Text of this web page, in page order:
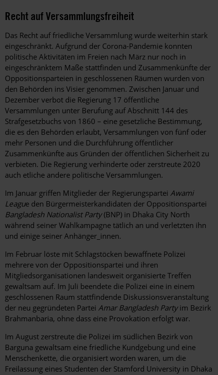
Recht auf Versammlungsfreiheit
Das Recht auf friedliche Versammlung wurde weiterhin stark
eingeschränkt. Aufgrund der Corona-Pandemie konnten
politische Aktivitäten im Freien nach März nur noch in
eingeschränktem Maße stattfinden und Zusammenkünfte der
Oppositionsparteien in geschlossenen Räumen wurden von
den Behörden ins Visier genommen. Zwischen Januar und
Dezember verbot die Regierung 17 öffentliche
Versammlungen unter Berufung auf Abschnitt 144 des
Strafgesetzbuchs von 1860 – eine gesetzliche Bestimmung,
die es den Behörden erlaubt, Versammlungen von fünf oder
mehr Personen und die Durchführung öffentlicher
Zusammenkünfte aus Gründen der öffentlichen Sicherheit zu
verbieten. Die Regierung verhinderte oder zerstreute 2020
auch etliche andere politische Versammlungen.
Im Januar griffen Mitglieder der Regierungspartei Awami
League den Bürgermeisterkandidaten der Oppositionspartei
Bangladesh Nationalist Party(BNP) in Dhaka City North
während seiner Wahlkampagne tätlich an und verletzten ihn
und einige seiner Anhänger_innen.
Im Februar löste mit Schlagstöcken bewaffnete Polizei
mehrere von der Oppositionspartei und ihren
Mitgliedsorganisationen landesweit organisierte Treffen
gewaltsam auf. Im Juli beendete die Polizei eine in einem
geschlossenen Raum stattfindende Diskussionsveranstaltung
der neu gegründeten Partei Amar Bangladesh Partyim Bezirk
Brahmanbaria, ohne dass eine Provokation erfolgt war.
Im August zerstreute die Polizei im südlichen Bezirk von
Barguna gewaltsam eine friedliche Kundgebung und eine
Menschenkette, die organisiert worden waren, um die
Freilassung eines Studenten der Stamford University in Dhaka